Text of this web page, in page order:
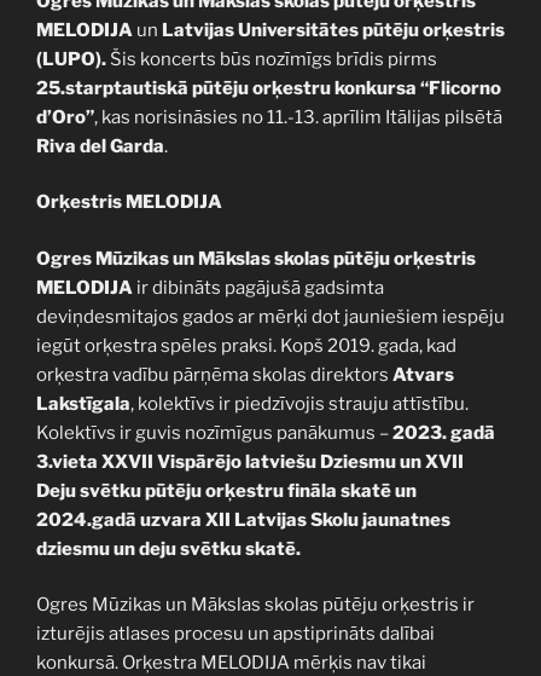
MELODIJA un Latvijas Universitātes pūtēju orķestris
(LUPO). Šis koncerts būs nozīmīgs brīdis pirms
25.starptautiskā pūtēju orķestru konkursa “Flicorno
d’Oro”, kas norisināsies no 11.-13. aprīlim Itālijas pilsētā
Riva del Garda.
Orķestris MELODIJA
Ogres Mūzikas un Mākslas skolas pūtēju orķestris
MELODIJA ir dibināts pagājušā gadsimta
deviņdesmitajos gados ar mērķi dot jauniešiem iespēju
iegūt orķestra spēles praksi. Kopš 2019. gada, kad
orķestra vadību pārņēma skolas direktors Atvars
Lakstīgala, kolektīvs ir piedzīvojis strauju attīstību.
Kolektīvs ir guvis nozīmīgus panākumus –2023. gadā
3.vieta XXVII Vispārējo latviešu Dziesmu un XVII
Deju svētku pūtēju orķestru fināla skatē un
2024.gadā uzvara XII Latvijas Skolu jaunatnes
dziesmu un deju svētku skatē.
Ogres Mūzikas un Mākslas skolas pūtēju orķestris ir
izturējis atlases procesu un apstiprināts dalībai
konkursā. Orķestra MELODIJA mērķis nav tikai